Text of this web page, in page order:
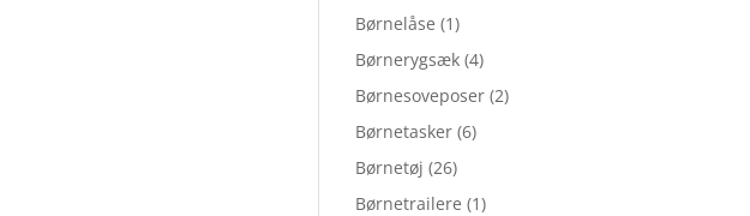
Børnelåse (1)
Børnerygsæk (4)
Børnesoveposer (2)
Børnetasker (6)
Børnetøj (26)
Børnetrailere (1)